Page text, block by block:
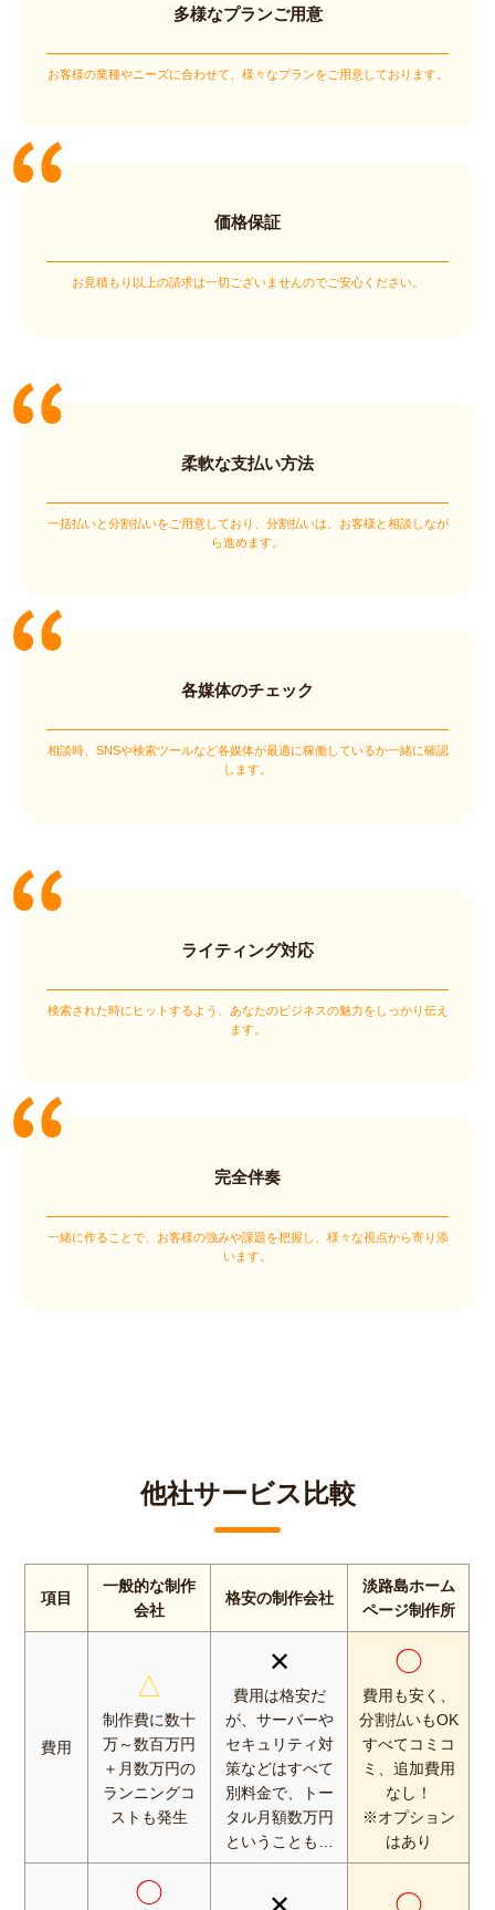
多様なプランご用意
お客様の業種やニーズに合わせて、様々なプランをご用意しております。
価格保証
お見積もり以上の請求は一切ございませんのでご安心ください。
柔軟な支払い方法
一括払いと分割払いをご用意しており、分割払いは、お客様と相談しなが
ら進めます。
各媒体のチェック
相談時、SNSや検索ツールなど各媒体が最適に稼働しているか一緒に確認
します。
ライティング対応
検索された時にヒットするよう、あなたのビジネスの魅力をしっかり伝え
ます。
完全伴奏
一緒に作ることで、お客様の強みや課題を把握し、様々な視点から寄り添
います。
他社サービス比較
項目
一般的な制作
会社
格安の制作会社
淡路島ホーム
ページ制作所
費用
△
制作費に数十
万～数百万円
＋月数万円の
ランニングコ
ストも発生
✕
費用は格安だ
が、サーバーや
セキュリティ対
策などはすべて
別料金で、トー
タル月額数万円
ということも…
◯
費用も安く、
分割払いもOK
すべてコミコ
ミ、追加費用
なし！
※オプション
はあり
◯